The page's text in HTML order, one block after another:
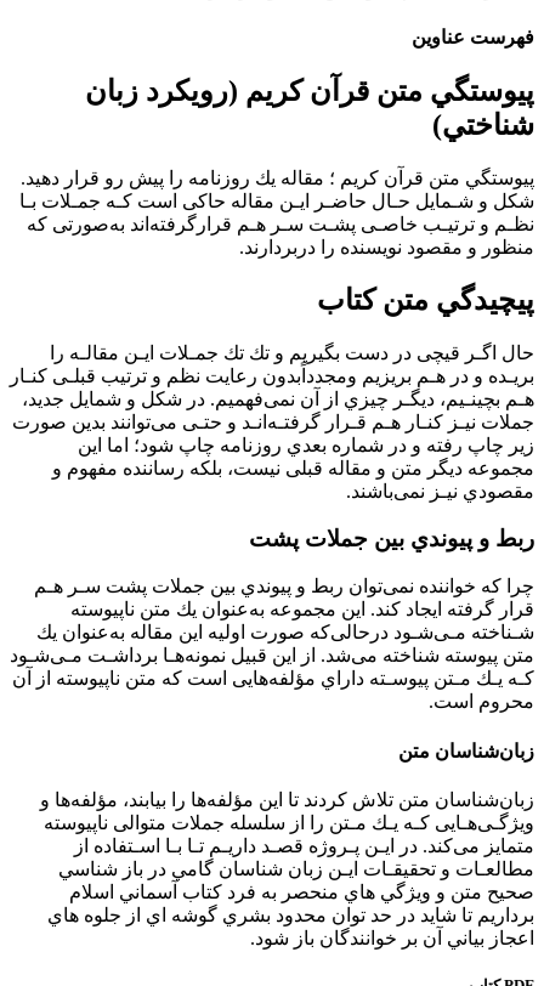
فهرست عناوین
پيوستگي متن قرآن كريم (رويكرد زبان
شناختي)
پيوستگي متن قرآن كريم ؛ ﻣﻘﺎﻟﻪ ﻳﻚ روزﻧﺎﻣﻪ را ﭘﻴﺶ رو ﻗﺮار دﻫﻴﺪ.
ﺷﻜﻞ و ﺷـﻤﺎﻳﻞ ﺣـﺎل ﺣﺎﺿـﺮ اﻳـﻦ ﻣﻘﺎﻟﻪ ﺣﺎﻛﻰ اﺳﺖ ﻛـﻪ ﺟﻤـﻼت ﺑـﺎ
ﻧﻈـﻢ و ﺗﺮﺗﻴـﺐ ﺧﺎﺻـﻰ ﭘﺸـﺖ ﺳـﺮ ﻫـﻢ ﻗﺮارﮔﺮﻓﺘﻪاﻧﺪ ﺑﻪﺻﻮرﺗﻰ ﻛﻪ
ﻣﻨﻈﻮر و ﻣﻘﺼﻮد ﻧﻮﻳﺴﻨﺪه را درﺑﺮدارﻧﺪ.
پيچيدگي متن كتاب
ﺣﺎل اﮔـﺮ ﻗﻴﭽﻰ در دﺳﺖ ﺑﮕﻴﺮﻳﻢ و ﺗﻚ ﺗﻚ ﺟﻤـﻼت اﻳـﻦ ﻣﻘﺎﻟـﻪ را
ﺑﺮﻳـﺪه و در ﻫـﻢ ﺑﺮﻳﺰﻳﻢ وﻣﺠﺪداًﺑﺪون رﻋﺎﻳﺖ ﻧﻈﻢ و ﺗﺮﺗﻴﺐ ﻗﺒﻠـﻰ ﻛﻨـﺎر
ﻫـﻢ ﺑﭽﻴﻨـﻴﻢ، دﻳﮕـﺮ ﭼﻴﺰي از آن ﻧﻤﻰﻓﻬﻤﻴﻢ. در ﺷﻜﻞ و ﺷﻤﺎﻳﻞ ﺟﺪﻳﺪ،
ﺟﻤﻼت ﻧﻴـﺰ ﻛﻨـﺎر ﻫـﻢ ﻗـﺮار ﮔﺮﻓﺘـﻪاﻧـﺪ و ﺣﺘـﻰ ﻣﻰﺗﻮاﻧﻨﺪ ﺑﺪﻳﻦ ﺻﻮرت
زﻳﺮ ﭼﺎپ رﻓﺘﻪ و در ﺷﻤﺎره ﺑﻌﺪي روزﻧﺎﻣﻪ ﭼﺎپ ﺷﻮد؛ اﻣﺎ اﻳﻦ
ﻣﺠﻤﻮﻋﻪ دﻳﮕﺮ ﻣﺘﻦ و ﻣﻘﺎﻟﻪ ﻗﺒﻠﻰ ﻧﻴﺴﺖ، ﺑﻠﻜﻪ رﺳﺎﻧﻨﺪه ﻣﻔﻬﻮم و
ﻣﻘﺼﻮدي ﻧﻴـﺰ ﻧﻤﻰﺑﺎﺷﻨﺪ.
رﺑﻂ و ﭘﻴﻮﻧﺪي ﺑﻴﻦ ﺟﻤﻼت ﭘﺸﺖ
ﭼﺮا ﻛﻪ ﺧﻮاﻧﻨﺪه ﻧﻤﻰﺗﻮان رﺑﻂ و ﭘﻴﻮﻧﺪي ﺑﻴﻦ ﺟﻤﻼت ﭘﺸﺖ ﺳـﺮ ﻫـﻢ
ﻗﺮار ﮔﺮﻓﺘﻪ اﻳﺠﺎد ﻛﻨﺪ. اﻳﻦ ﻣﺠﻤﻮﻋﻪ ﺑﻪﻋﻨﻮان ﻳﻚ ﻣﺘﻦ ﻧﺎﭘﻴﻮﺳﺘﻪ
ﺷـﻨﺎﺧﺘﻪ ﻣـﻰﺷـﻮد درﺣﺎﻟﻰﻛﻪ ﺻﻮرت اوﻟﻴﻪ اﻳﻦ ﻣﻘﺎﻟﻪ ﺑﻪﻋﻨﻮان ﻳﻚ
ﻣﺘﻦ ﭘﻴﻮﺳﺘﻪ ﺷﻨﺎﺧﺘﻪ ﻣﻰﺷﺪ. از اﻳﻦ ﻗﺒﻴﻞ ﻧﻤﻮﻧﻪﻫـﺎ ﺑﺮداﺷـﺖ ﻣـﻰﺷـﻮد
ﻛـﻪ ﻳـﻚ ﻣـﺘﻦ ﭘﻴﻮﺳـﺘﻪ داراي ﻣﺆﻟﻔﻪﻫﺎﻳﻰ اﺳﺖ ﻛﻪ ﻣﺘﻦ ﻧﺎﭘﻴﻮﺳﺘﻪ از آن
ﻣﺤﺮوم اﺳﺖ.
زﺑﺎنﺷﻨﺎﺳﺎن ﻣﺘﻦ
زﺑﺎنﺷﻨﺎﺳﺎن ﻣﺘﻦ ﺗﻼش ﻛﺮدﻧﺪ ﺗﺎ اﻳﻦ ﻣﺆﻟﻔﻪﻫﺎ را ﺑﻴﺎﺑﻨﺪ، ﻣﺆﻟﻔﻪﻫﺎ و
وﻳﮋﮔـﻰﻫـﺎﻳﻰ ﻛـﻪ ﻳـﻚ ﻣـﺘﻦ را از ﺳﻠﺴﻠﻪ ﺟﻤﻼت ﻣﺘﻮاﻟﻰ ﻧﺎﭘﻴﻮﺳﺘﻪ
ﻣﺘﻤﺎﻳﺰ ﻣﻰﻛﻨﺪ. در اﻳـﻦ ﭘـﺮوژه ﻗﺼـﺪ دارﻳـﻢ ﺗـﺎ ﺑـﺎ اﺳـﺘﻔﺎده از
ﻣﻄﺎﻟﻌـﺎت و ﺗﺤﻘﻴﻘـﺎت اﻳـﻦ زبان شناسان گامي در باز شناسي
صحيح متن و ويژگي هاي منحصر به فرد كتاب آسماني اسلام
برداريم تا شايد در حد توان محدود بشري گوشه اي از جلوه هاي
اعجاز بياني آن بر خوانندگان باز شود.